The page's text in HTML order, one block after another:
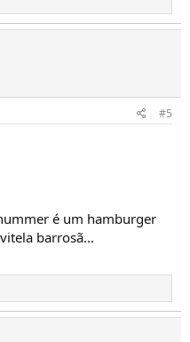
#5
é um hamburger
barrosã...